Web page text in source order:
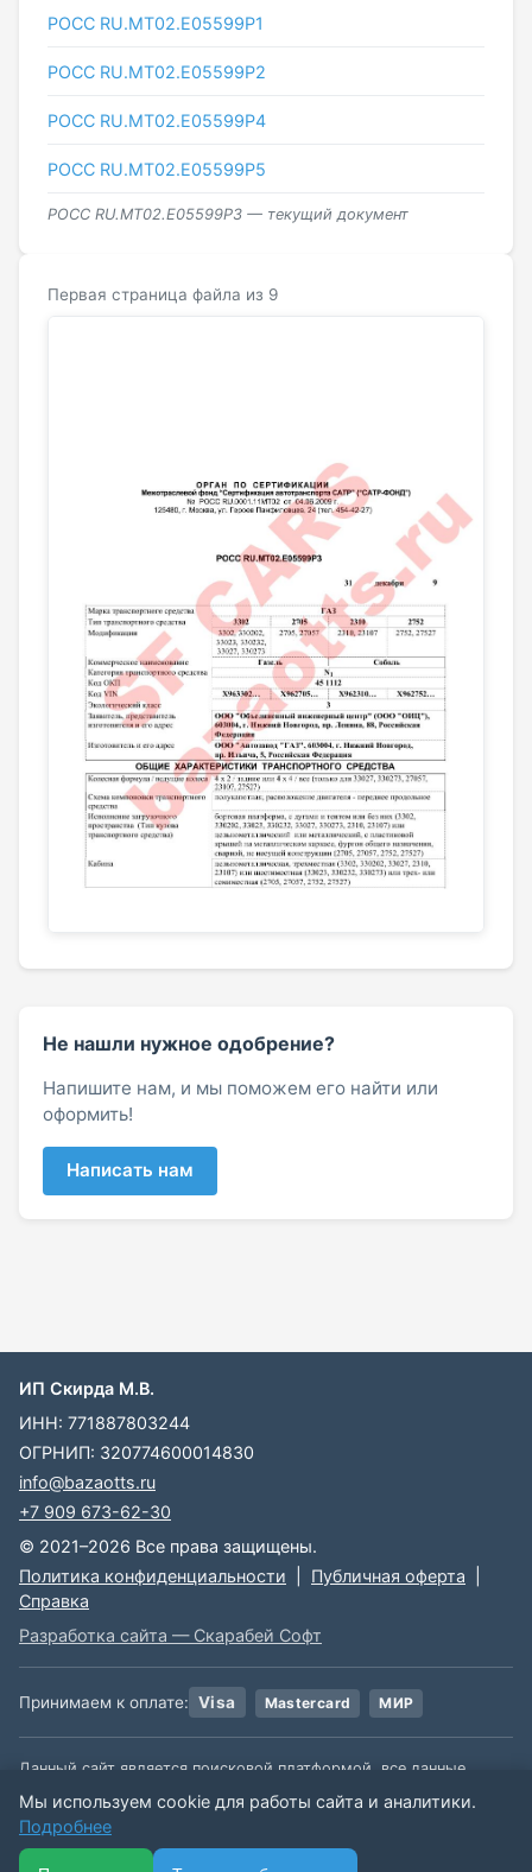
РОСС RU.МТ02.E05599Р1
РОСС RU.МТ02.E05599Р2
РОСС RU.МТ02.E05599Р4
РОСС RU.МТ02.E05599Р5
РОСС RU.МТ02.E05599Р3 — текущий документ
Первая страница файла из 9
Не нашли нужное одобрение?
Напишите нам, и мы поможем его найти или
оформить!
Написать нам
ИП Скирда М.В.
ИНН: 771887803244
ОГРНИП: 320774600014830
info@bazaotts.ru
+7 909 673-62-30
© 2021–2026 Все права защищены.
Политика конфиденциальности
Публичная оферта
Справка
Разработка сайта — Скарабей Софт
Принимаем к оплате: Visa Mastercard МИР
Данный сайт является поисковой платформой, все данные,
размещенные на сайте, взяты из открытых источников. Мы не
несем ответственности за содержимое данной информации.
Мы используем cookie для работы сайта и аналитики.
Подробнее